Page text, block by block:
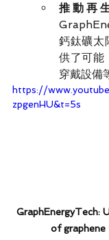
推動再
鈣鈦礦太
供了可能
穿戴設備
https://
zpgenHU&t=5s
GraphEnergyTech:
of graphene